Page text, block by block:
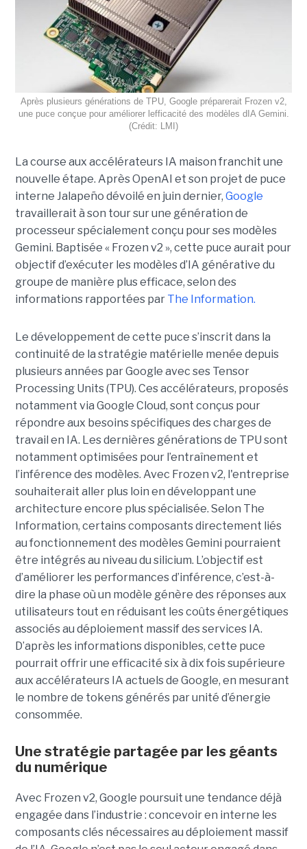
Après plusieurs générations de TPU, Google préparerait Frozen v2,
une puce conçue pour améliorer lefficacité des modèles dIA Gemini.
(Crédit: LMI)
La course aux accélérateurs IA maison franchit une
nouvelle étape. Après OpenAI et son projet de puce
interne Jalapeño dévoilé en juin dernier, Google
travaillerait à son tour sur une génération de
processeur spécialement conçu pour ses modèles
Gemini. Baptisée « Frozen v2 », cette puce aurait pour
objectif d’exécuter les modèles d’IA générative du
groupe de manière plus efficace, selon des
informations rapportées par The Information.
Le développement de cette puce s’inscrit dans la
continuité de la stratégie matérielle menée depuis
plusieurs années par Google avec ses Tensor
Processing Units (TPU). Ces accélérateurs, proposés
notamment via Google Cloud, sont conçus pour
répondre aux besoins spécifiques des charges de
travail en IA. Les dernières générations de TPU sont
notamment optimisées pour l’entraînement et
l’inférence des modèles. Avec Frozen v2, l'entreprise
souhaiterait aller plus loin en développant une
architecture encore plus spécialisée. Selon The
Information, certains composants directement liés
au fonctionnement des modèles Gemini pourraient
être intégrés au niveau du silicium. L’objectif est
d’améliorer les performances d’inférence, c’est-à-
dire la phase où un modèle génère des réponses aux
utilisateurs tout en réduisant les coûts énergétiques
associés au déploiement massif des services IA.
D’après les informations disponibles, cette puce
pourrait offrir une efficacité six à dix fois supérieure
aux accélérateurs IA actuels de Google, en mesurant
le nombre de tokens générés par unité d’énergie
consommée.
Une stratégie partagée par les géants
du numérique
Avec Frozen v2, Google poursuit une tendance déjà
engagée dans l’industrie : concevoir en interne les
composants clés nécessaires au déploiement massif